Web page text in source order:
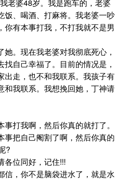
老婆48岁。我是跑车的，老婆
饭、喝酒、打麻将。我老婆一吵
你有本事打我，不打我就不是男
。现在我老婆对我彻底死心，
自己幸福了。目前的情况是，
出走，也不和我联系。我孩子有
和我联系。我想挽回她，丁神请
打我啊，然后你真的就打了。
事把自己阉割了啊，然后你真的
?
各位同好，记住!!!
信，你不是脑袋进水了，就是水